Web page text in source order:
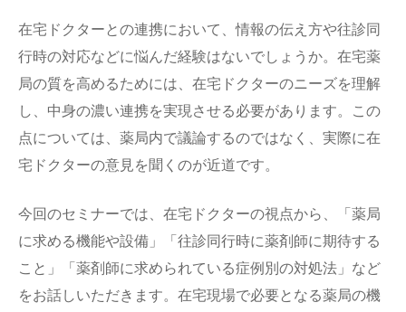
在宅ドクターとの連携において、情報の伝え方や往診同
行時の対応などに悩んだ経験はないでしょうか。在宅薬
局の質を高めるためには、在宅ドクターのニーズを理解
し、中身の濃い連携を実現させる必要があります。この
点については、薬局内で議論するのではなく、実際に在
宅ドクターの意見を聞くのが近道です。
今回のセミナーでは、在宅ドクターの視点から、「薬局
に求める機能や設備」「往診同行時に薬剤師に期待する
こと」「薬剤師に求められている症例別の対処法」など
をお話しいただきます。在宅現場で必要となる薬局の機